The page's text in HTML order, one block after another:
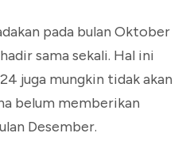
pada bulan Oktober
sama sekali. Hal ini
juga mungkin tidak akan
belum memberikan
Desember.